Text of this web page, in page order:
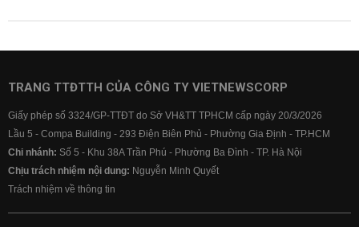
TRANG TTĐTTH CỦA CÔNG TY VIETNEWSCORP
Giấy phép số 3324/GP-TTĐT do Sở VH&TT TPHCM cấp ngày 20/3/2026
Lầu 5 - Compa Building - 293 Điện Biên Phủ - Phường Gia Định - TP.HCM
Chi nhánh: Số 5 - Khu 38A Trần Phú - Phường Ba Đình - TP. Hà Nội
Chịu trách nhiệm nội dung: Nguyễn Minh Quyết
Trách nhiệm về thông tin